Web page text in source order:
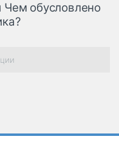
обусловлено